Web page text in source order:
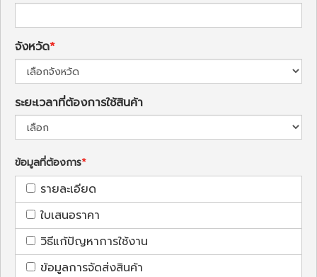
จังหวัด
ระยะเวลาที่ต้องการใช้สินค้า
ข้อมูลที่ต้องการ
รายละเอียด
ใบเสนอราคา
วิธีแก้ปัญหาการใช้งาน
ข้อมูลการจัดส่งสินค้า